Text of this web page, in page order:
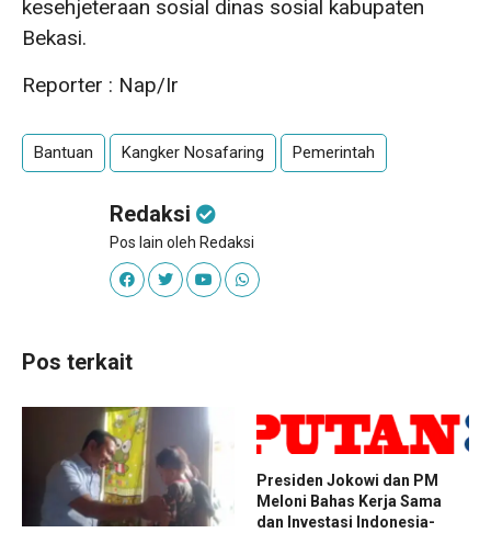
kesehjeteraan sosial dinas sosial kabupaten
Bekasi.
Reporter : Nap/Ir
Bantuan Kangker Nosafaring Pemerintah
Redaksi
Pos lain oleh Redaksi
Pos terkait
Presiden Jokowi dan PM
Meloni Bahas Kerja Sama
dan Investasi Indonesia-